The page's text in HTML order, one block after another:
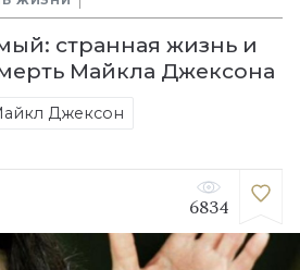
странная жизнь и
Майкла Джексона
Джексон
6834